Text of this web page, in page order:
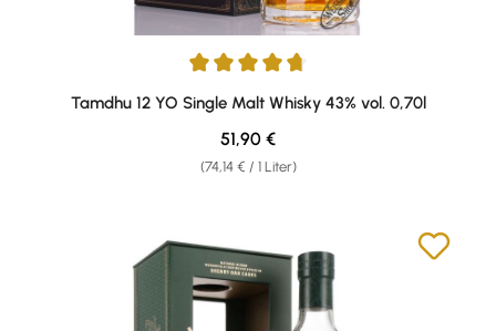
Durchschnittliche Bewertung von 4.67 von 5 Sternen
Tamdhu 12 YO Single Malt Whisky 43% vol. 0,70l
(74,14 € / 1 Liter)
Regulärer Preis:
51,90 €